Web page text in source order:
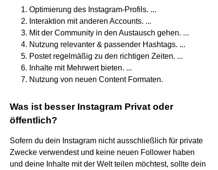
Optimierung des Instagram-Profils. ...
Interaktion mit anderen Accounts. ...
Mit der Community in den Austausch gehen. ...
Nutzung relevanter & passender Hashtags. ...
Postet regelmäßig zu den richtigen Zeiten. ...
Inhalte mit Mehrwert bieten. ...
Nutzung von neuen Content Formaten.
Was ist besser Instagram Privat oder
öffentlich?
Sofern du dein Instagram nicht ausschließlich für private
Zwecke verwendest und keine neuen Follower haben
und deine Inhalte mit der Welt teilen möchtest, sollte dein